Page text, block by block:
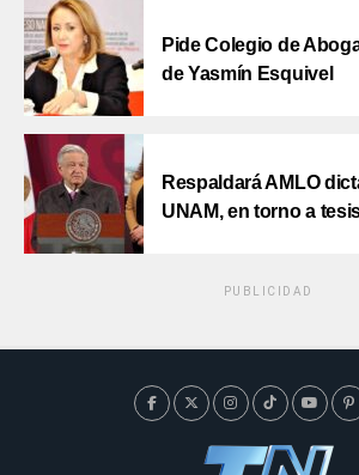
Pide Colegio de
de Yasmín Esquivel
Respaldará AMLO
UNAM, en torno a
PUBLICIDAD